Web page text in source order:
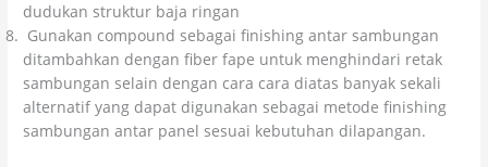
dudukan struktur baja ringan
Gunakan compound sebagai finishing antar sambungan
ditambahkan dengan fiber fape untuk menghindari retak
sambungan selain dengan cara cara diatas banyak sekali
alternatif yang dapat digunakan sebagai metode finishing
sambungan antar panel sesuai kebutuhan dilapangan.